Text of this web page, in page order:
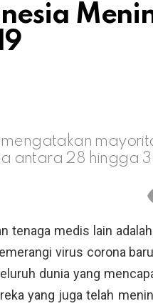
antara 28 hingga
tenaga medis lain
virus corona
dunia yang
yang juga telah